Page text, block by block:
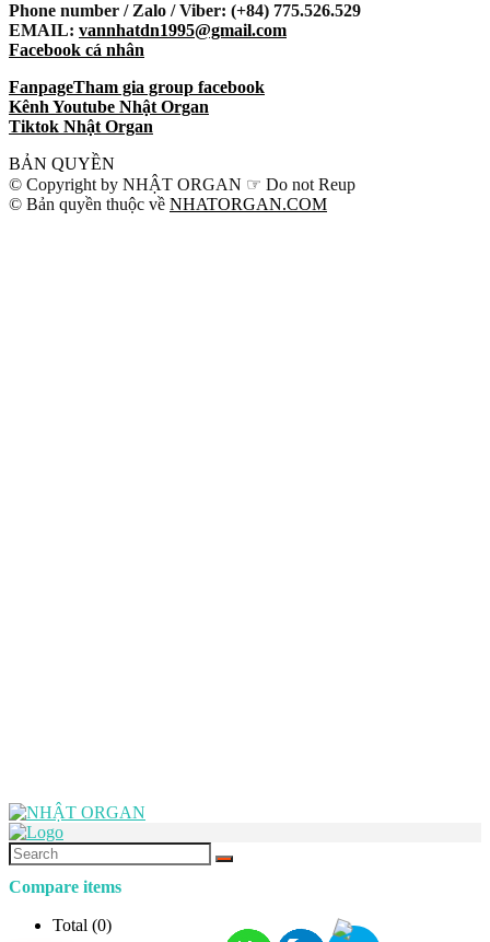
Phone number / Zalo / Viber: (+84) 775.526.529
EMAIL: vannhatdn1995@gmail.com
Facebook cá nhân
FanpageTham gia group facebook
Kênh Youtube Nhật Organ
Tiktok Nhật Organ
BẢN QUYỀN
© Copyright by NHẬT ORGAN ☞ Do not Reup
© Bản quyền thuộc về NHATORGAN.COM
Compare items
Total (0)